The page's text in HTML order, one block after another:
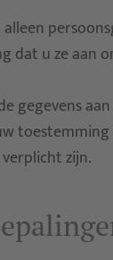
dat u ze aan
gegevens
zijn.